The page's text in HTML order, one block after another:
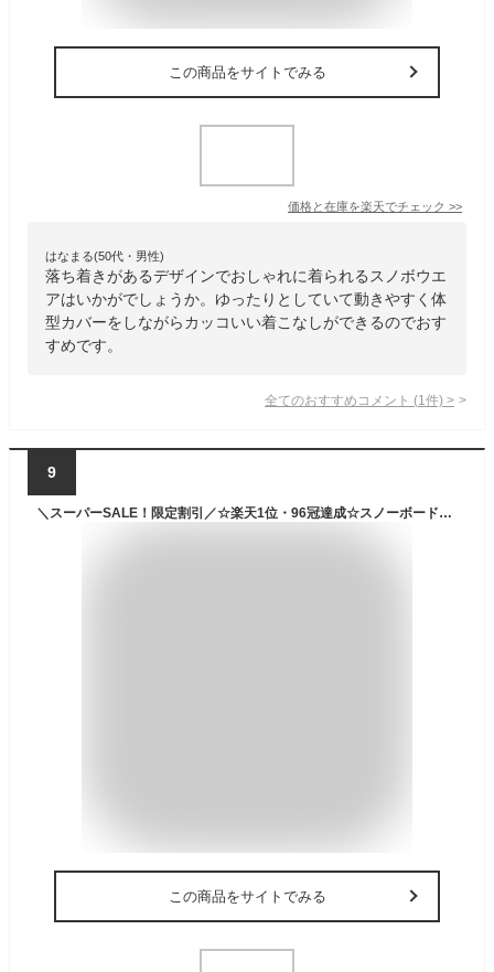
この商品をサイトでみる
価格と在庫を楽天でチェック >>
はなまる(50代・男性)
落ち着きがあるデザインでおしゃれに着られるスノボウエ
アはいかがでしょうか。ゆったりとしていて動きやすく体
型カバーをしながらカッコいい着こなしができるのでおす
すめです。
全てのおすすめコメント (1 件) >
9
＼スーパーSALE！限定割引／☆楽天1位・96冠達成☆スノーボードウェア スキーウェア レディース メンズ 上下セット セットアップ 中綿 裏起毛 撥水 防風 ボードウェア スノボウェア スノーボード スノボー スキー スノボーウェア スノーウェア 男女兼用 防寒 大きいサイズ
この商品をサイトでみる